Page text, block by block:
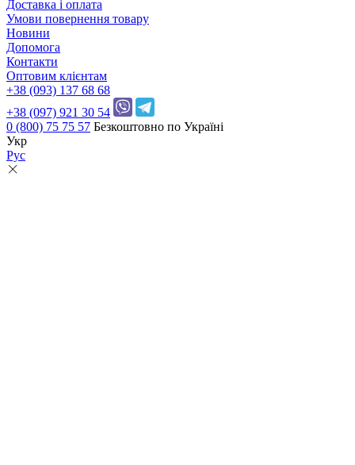
Доставка і оплата
Умови повернення товару
Новини
Допомога
Контакти
Оптовим клієнтам
+38 (093) 137 68 68
+38 (097) 921 30 54
0 (800) 75 75 57 Безкоштовно по Україні
Укр
Рус